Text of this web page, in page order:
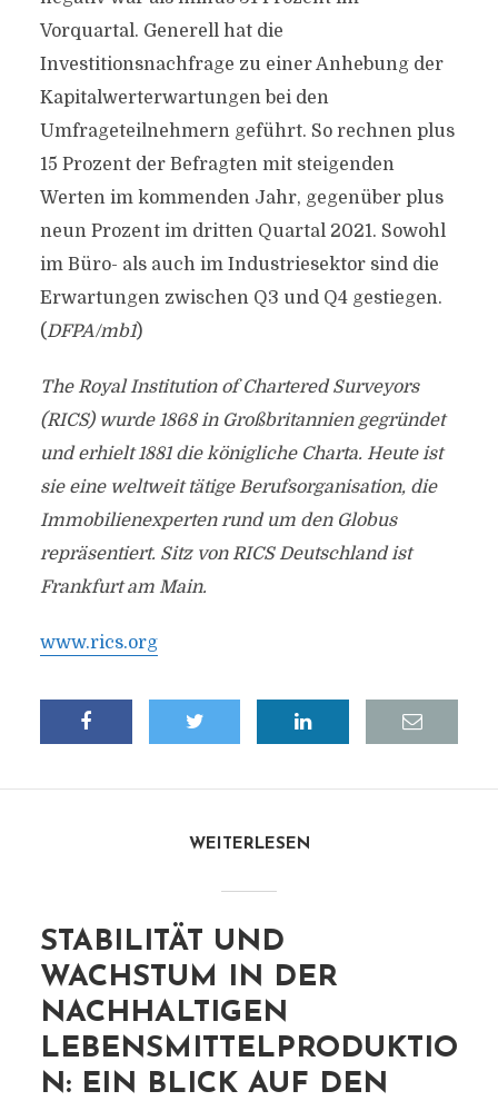
Vorquartal. Generell hat die
Investitionsnachfrage zu einer Anhebung der
Kapitalwerterwartungen bei den
Umfrageteilnehmern geführt. So rechnen plus
15 Prozent der Befragten mit steigenden
Werten im kommenden Jahr, gegenüber plus
neun Prozent im dritten Quartal 2021. Sowohl
im Büro- als auch im Industriesektor sind die
Erwartungen zwischen Q3 und Q4 gestiegen.
(DFPA/mb1)
The Royal Institution of Chartered Surveyors
(RICS) wurde 1868 in Großbritannien gegründet
und erhielt 1881 die königliche Charta. Heute ist
sie eine weltweit tätige Berufsorganisation, die
Immobilienexperten rund um den Globus
repräsentiert. Sitz von RICS Deutschland ist
Frankfurt am Main.
www.rics.org
WEITERLESEN
STABILITÄT UND
WACHSTUM IN DER
NACHHALTIGEN
LEBENSMITTELPRODUKTIO
N: EIN BLICK AUF DEN